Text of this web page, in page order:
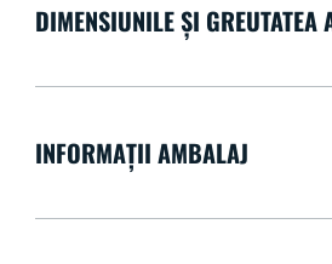
DIMENSIUNILE ȘI GREUTATEA
INFORMAȚII AMBALAJ